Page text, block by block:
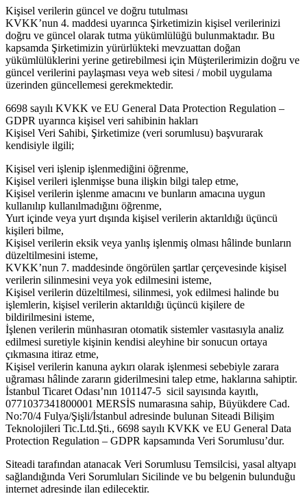
Kişisel verilerin güncel ve doğru tutulması
KVKK’nun 4. maddesi uyarınca Şirketimizin kişisel verilerinizi
doğru ve güncel olarak tutma yükümlülüğü bulunmaktadır. Bu
kapsamda Şirketimizin yürürlükteki mevzuattan doğan
yükümlülüklerini yerine getirebilmesi için Müşterilerimizin doğru ve
güncel verilerini paylaşması veya web sitesi / mobil uygulama
üzerinden güncellemesi gerekmektedir.
6698 sayılı KVKK ve EU General Data Protection Regulation –
GDPR uyarınca kişisel veri sahibinin hakları
Kişisel Veri Sahibi, Şirketimize (veri sorumlusu) başvurarak
kendisiyle ilgili;
Kişisel veri işlenip işlenmediğini öğrenme,
Kişisel verileri işlenmişse buna ilişkin bilgi talep etme,
Kişisel verilerin işlenme amacını ve bunların amacına uygun
kullanılıp kullanılmadığını öğrenme,
Yurt içinde veya yurt dışında kişisel verilerin aktarıldığı üçüncü
kişileri bilme,
Kişisel verilerin eksik veya yanlış işlenmiş olması hâlinde bunların
düzeltilmesini isteme,
KVKK’nun 7. maddesinde öngörülen şartlar çerçevesinde kişisel
verilerin silinmesini veya yok edilmesini isteme,
Kişisel verilerin düzeltilmesi, silinmesi, yok edilmesi halinde bu
işlemlerin, kişisel verilerin aktarıldığı üçüncü kişilere de
bildirilmesini isteme,
İşlenen verilerin münhasıran otomatik sistemler vasıtasıyla analiz
edilmesi suretiyle kişinin kendisi aleyhine bir sonucun ortaya
çıkmasına itiraz etme,
Kişisel verilerin kanuna aykırı olarak işlenmesi sebebiyle zarara
uğraması hâlinde zararın giderilmesini talep etme, haklarına sahiptir.
İstanbul Ticaret Odası’nın 101147-5 sicil sayısında kayıtlı,
0771037341800001 MERSİS numarasına sahip, Büyükdere Cad.
No:70/4 Fulya/Şişli/İstanbul adresinde bulunan Siteadi Bilişim
Teknolojileri Tic.Ltd.Şti., 6698 sayılı KVKK ve EU General Data
Protection Regulation – GDPR kapsamında Veri Sorumlusu’dur.
Siteadi tarafından atanacak Veri Sorumlusu Temsilcisi, yasal altyapı
sağlandığında Veri Sorumluları Sicilinde ve bu belgenin bulunduğu
internet adresinde ilan edilecektir.